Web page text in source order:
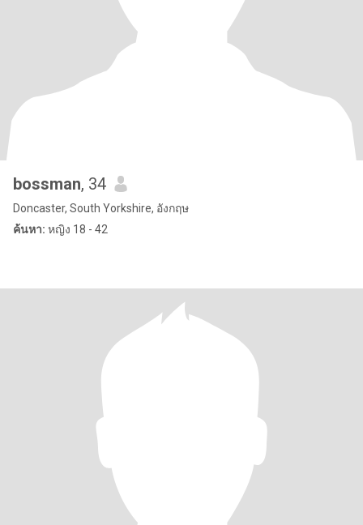
bossman, 34
Doncaster, South Yorkshire, อังกฤษ
ค้นหา: หญิง 18 - 42